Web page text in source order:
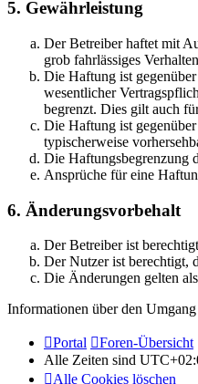
5. Gewährleistung
Der Betreiber haftet mit
grob fahrlässiges
Die Haftung ist
wesentlicher
begrenzt. Dies gilt auch
Die Haftung ist
typischerweise
Die Haftungsbegrenzung
Ansprüche für eine
6. Änderungsvorbehalt
Der Betreiber ist
Der Nutzer ist berechtigt,
Die Änderungen gelten
Informationen über den
Portal
Foren-Übersicht
Alle Zeiten sind
Alle Cookies löschen